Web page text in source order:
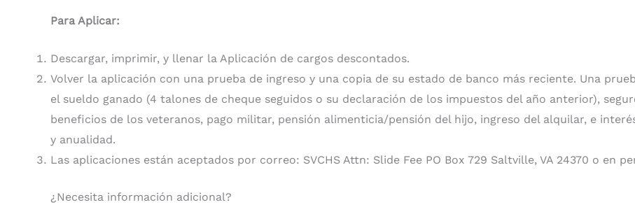
Para Aplicar:
Descargar, imprimir, y llenar la Aplicación de cargos descontados.
Volver la aplicación con una prueba de ingreso y una copia de su estado de banco más reciente. Una
el sueldo ganado (4 talones de cheque seguidos o su declaración de los impuestos del año anterior),
beneficios de los veteranos, pago militar, pensión alimenticia/pensión del hijo, ingreso del alquilar, e
y anualidad.
Las aplicaciones están aceptados por correo: SVCHS Attn: Slide Fee PO Box 729 Saltville, VA 24370 o en
¿Necesita información adicional?